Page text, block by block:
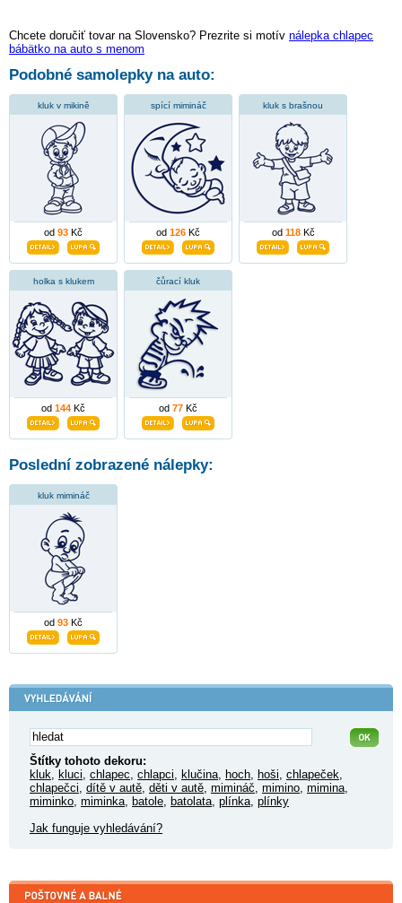
Chcete doručiť tovar na Slovensko? Prezrite si motív nálepka chlapec
bábätko na auto s menom
Podobné samolepky na auto:
kluk v mikině
od 93 Kč
spící mimináč
od 126 Kč
kluk s brašnou
od 118Kč
holka s klukem
od 144 Kč
čůrací kluk
od 77 Kč
Poslední zobrazené nálepky:
kluk mimináč
od 93 Kč
Štítky tohoto dekoru:
kluk
kluci chlapec chlapci klučina hoch hoši chlapeček
chlapečci dítě v autě děti v autě mimináč mimino mimina
miminko miminka batole batolata plínka plínky
Jak funguje vyhledávání?